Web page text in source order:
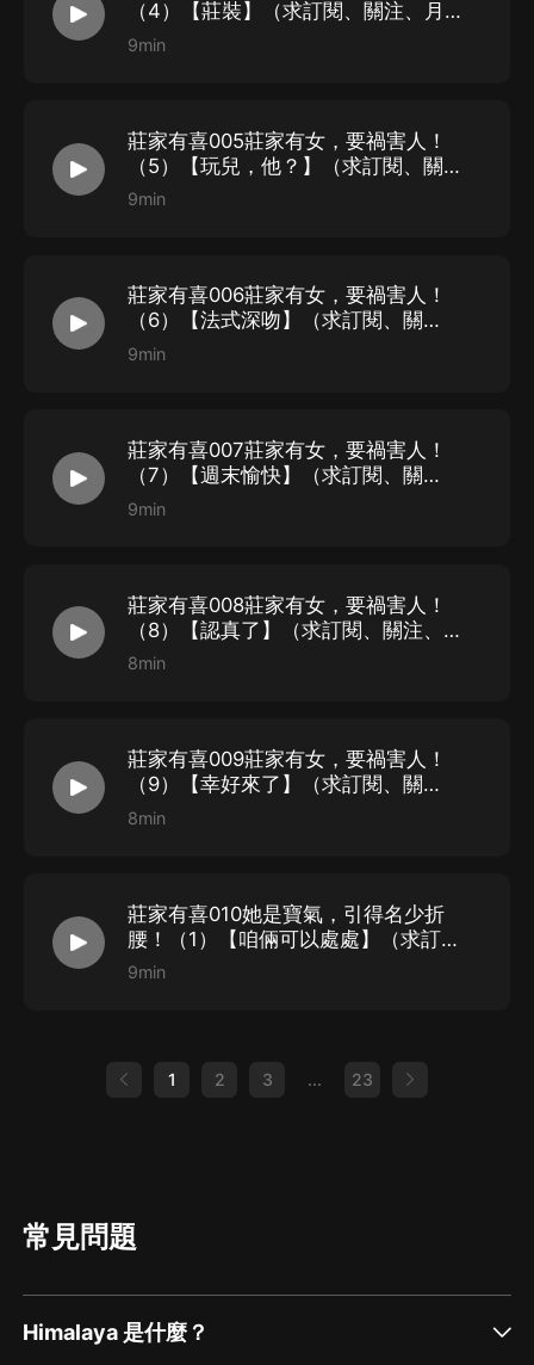
（4）【莊裝】（求訂閱、關注、月
票）
9min
莊家有喜005莊家有女，要禍害人！
（5）【玩兒，他？】（求訂閱、關
注、月票）
9min
莊家有喜006莊家有女，要禍害人！
（6）【法式深吻】（求訂閱、關
注、月票）
9min
莊家有喜007莊家有女，要禍害人！
（7）【週末愉快】（求訂閱、關
注、月票）
9min
莊家有喜008莊家有女，要禍害人！
（8）【認真了】（求訂閱、關注、
月票）
8min
莊家有喜009莊家有女，要禍害人！
（9）【幸好來了】（求訂閱、關
注、月票）
8min
莊家有喜010她是寶氣，引得名少折
腰！（1）【咱倆可以處處】（求訂
閱、關注、月票）
9min
1 2 3 ... 23
常見問題
Himalaya 是什麼？